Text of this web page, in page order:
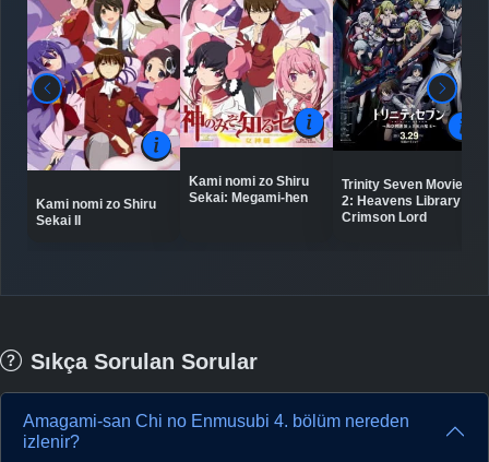
Kami nomi zo Shiru
Sekai II
Kami nomi zo Shiru
Sekai: Megami-hen
Trinity Seven Movie
2: Heavens Library to
Crimson Lord
Sıkça Sorulan Sorular
Amagami-san Chi no Enmusubi 4. bölüm nereden
izlenir?